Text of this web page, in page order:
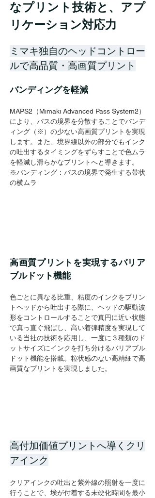
なプリント技術と、アプ
リケーション対応力
ミマキ独自のヘッドコントロー
ルで高品質・高画質プリント
バンディングを軽減
MAPS2（Mimaki Advanced Pass System2）
により、パスの境界を分散することでバンデ
ィング（※）の少ない高画質プリントを実現
します。また、境界線以外の部分でもインク
の吐出するタイミングをずらすことで色ムラ
を軽減し滑らかなプリントへと導きます。
※バンディング：パスの境界で発生する帯状
の横ムラ
高画質プリントを実現するバリア
ブルドット機能
色ごとに異なる比重、粘度のインクをプリン
トヘッドから吐出する際に、ヘッドの駆動波
形をコントロールすることで真円に近い状態
で真っ直ぐ飛ばし、高い着弾精度を実現して
いる当社の技術を応用し、一度に３種類のド
ットサイズにインクを打ち分けるバリアブル
ドット機能を搭載。粒状感のない高精細で高
画質なプリントを実現しました。
高付加価値プリントへ導くクリ
アインク
クリアインクの吐出と紫外線の照射を一度に
行うことで、埃が付着する未硬化時間を最小